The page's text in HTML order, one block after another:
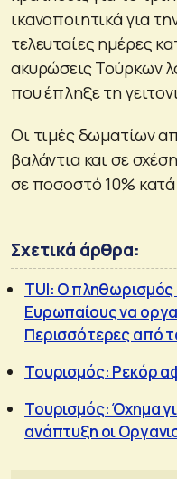
ικανοποιητικά για
τελευταίες ημέρες
ακυρώσεις Τούρκων
που έπληξε τη
Οι τιμές δωματίων
βαλάντια και σε
σε ποσοστό 10%
Σχετικά άρθρα:
TUI: Ο πληθωρισμός
Ευρωπαίους να
Περισσότερες από
Τουρισμός: Ρεκόρ
Τουρισμός: Όχημα
ανάπτυξη οι